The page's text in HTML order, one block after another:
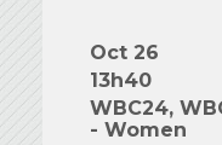
Oct 26
13h40
WBC24,
- Women